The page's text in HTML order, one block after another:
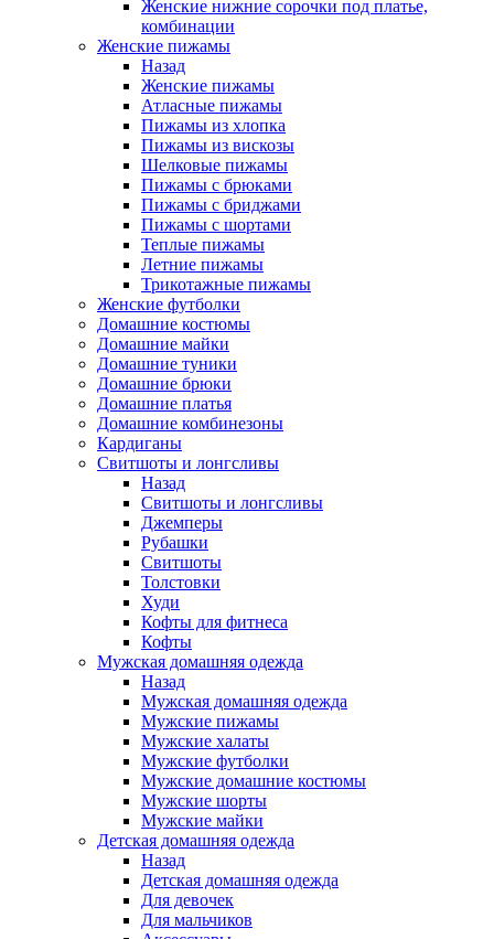
Женские нижние сорочки под платье,
комбинации
Женские пижамы
Назад
Женские пижамы
Атласные пижамы
Пижамы из хлопка
Пижамы из вискозы
Шелковые пижамы
Пижамы с брюками
Пижамы с бриджами
Пижамы с шортами
Теплые пижамы
Летние пижамы
Трикотажные пижамы
Женские футболки
Домашние костюмы
Домашние майки
Домашние туники
Домашние брюки
Домашние платья
Домашние комбинезоны
Кардиганы
Свитшоты и лонгсливы
Назад
Свитшоты и лонгсливы
Джемперы
Рубашки
Свитшоты
Толстовки
Худи
Кофты для фитнеса
Кофты
Мужская домашняя одежда
Назад
Мужская домашняя одежда
Мужские пижамы
Мужские халаты
Мужские футболки
Мужские домашние костюмы
Мужские шорты
Мужские майки
Детская домашняя одежда
Назад
Детская домашняя одежда
Для девочек
Для мальчиков